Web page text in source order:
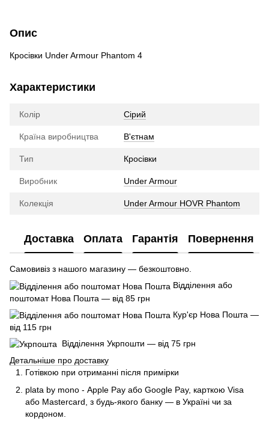
Опис
Кросівки Under Armour Phantom 4
Характеристики
Колір Сірий
Країна виробництва В'єтнам
Тип Кросівки
Виробник Under Armour
Колекція Under Armour HOVR Phantom
Доставка Оплата Гарантія Повернення
Самовивіз з нашого магазину — безкоштовно.
Відділення або
поштомат Нова Пошта — від 85 грн
Кур'єр Нова Пошта —
від 115 грн
Відділення Укрпошти — від 75 грн
Детальніше про доставку
Готівкою при отриманні після примірки
plata by mono - Apple Pay або Google Pay, карткою Visa
або Mastercard, з будь-якого банку — в Україні чи за
кордоном.